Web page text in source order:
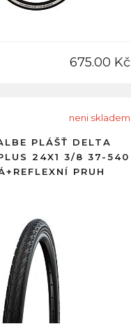
675.00 Kč
neni skladem
PLÁŠŤ DELTA
24X1 3/8 37-540
PRUH